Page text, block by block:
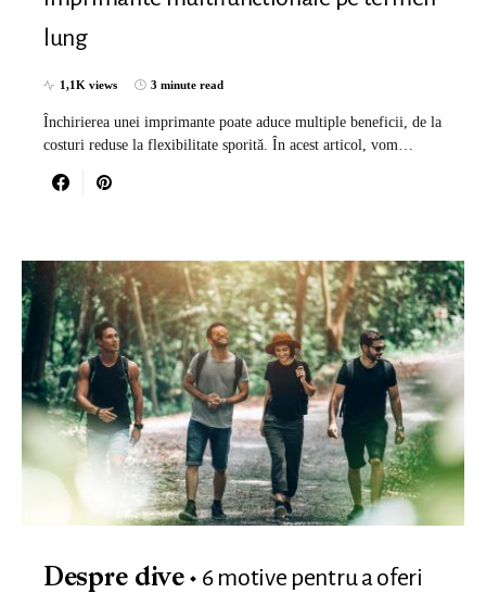
lung
1,1K views 3 minute read
Închirierea unei imprimante poate aduce multiple beneficii, de la
costuri reduse la flexibilitate sporită. În acest articol, vom…
Despre dive
6 motive pentru a oferi